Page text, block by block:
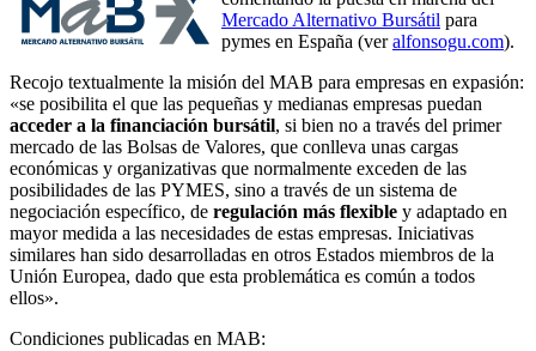
Mercado Alternativo Bursátil para
pymes en España (veralfonsogu.com).
Recojo textualmente la misión del MAB para empresas en expasión:
«se posibilita el que las pequeñas y medianas empresas puedan
acceder a la financiación bursátil, si bien no a través del primer
mercado de las Bolsas de Valores, que conlleva unas cargas
económicas y organizativas que normalmente exceden de las
posibilidades de las PYMES, sino a través de un sistema de
negociación específico, de regulación más flexible y adaptado en
mayor medida a las necesidades de estas empresas. Iniciativas
similares han sido desarrolladas en otros Estados miembros de la
Unión Europea, dado que esta problemática es común a todos
ellos».
Condiciones publicadas en MAB: